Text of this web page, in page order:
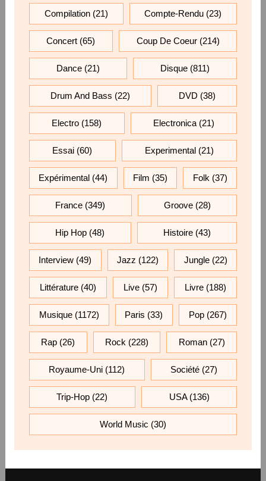
Compilation(21) Compte-Rendu (23)
Concert (65) Coup De Coeur(214)
Dance(21) Disque (811)
Drum And Bass (22) DVD (38)
Electro (158) Electronica(21)
Essai (60) Experimental(21)
Expérimental (44) Film (35) Folk (37)
France (349) Groove(28)
Hip Hop (48) Histoire(43)
Interview (49) Jazz (122) Jungle(22)
Littérature(40) Live (57) Livre (188)
Musique(1172) Paris (33) Pop (267)
Rap (26) Rock (228) Roman(27)
Royaume-Uni (112) Société(27)
Trip-Hop (22) USA(136)
World Music (30)